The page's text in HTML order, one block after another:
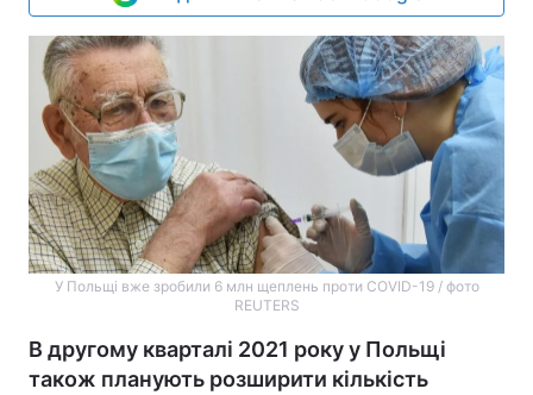
У Польщі вже зробили 6 млн щеплень проти COVID-19 / фото
REUTERS
В другому кварталі 2021 року у Польщі
також планують розширити кількість